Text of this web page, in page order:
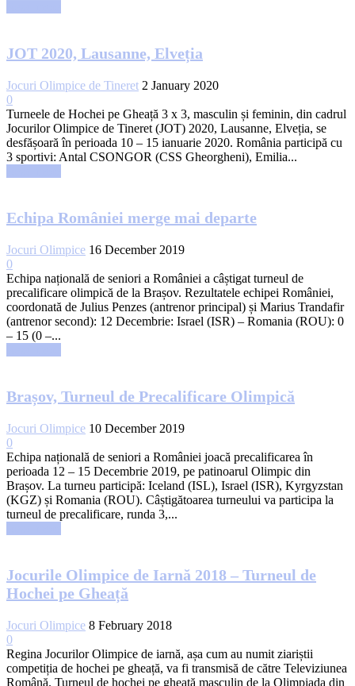
JOT 2020, Lausanne, Elveția
Jocuri Olimpice de Tineret 2 January 2020
0
Turneele de Hochei pe Gheață 3 x 3, masculin și feminin, din cadrul
Jocurilor Olimpice de Tineret (JOT) 2020, Lausanne, Elveția, se
desfășoară în perioada 10 – 15 ianuarie 2020. România participă cu
3 sportivi: Antal CSONGOR (CSS Gheorgheni), Emilia...
Echipa României merge mai departe
Jocuri Olimpice 16 December 2019
0
Echipa națională de seniori a României a câștigat turneul de
precalificare olimpică de la Brașov. Rezultatele echipei României,
coordonată de Julius Penzes (antrenor principal) și Marius Trandafir
(antrenor second): 12 Decembrie: Israel (ISR) – Romania (ROU): 0
– 15 (0 –...
Brașov, Turneul de Precalificare Olimpică
Jocuri Olimpice 10 December 2019
0
Echipa națională de seniori a României joacă precalificarea în
perioada 12 – 15 Decembrie 2019, pe patinoarul Olimpic din
Brașov. La turneu participă: Iceland (ISL), Israel (ISR), Kyrgyzstan
(KGZ) și Romania (ROU). Câștigătoarea turneului va participa la
turneul de precalificare, runda 3,...
Jocurile Olimpice de Iarnă 2018 – Turneul de
Hochei pe Gheață
Jocuri Olimpice 8 February 2018
0
Regina Jocurilor Olimpice de iarnă, așa cum au numit ziariștii
competiția de hochei pe gheață, va fi transmisă de către Televiziunea
Română. Turneul de hochei pe gheață masculin de la Olimpiada din